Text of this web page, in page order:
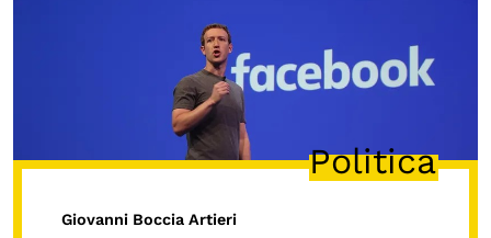
OLTRE LA SCUOLA
Attività per bambine e bambini
Programmi per le scuolePolitica
Giovanni Boccia Artieri